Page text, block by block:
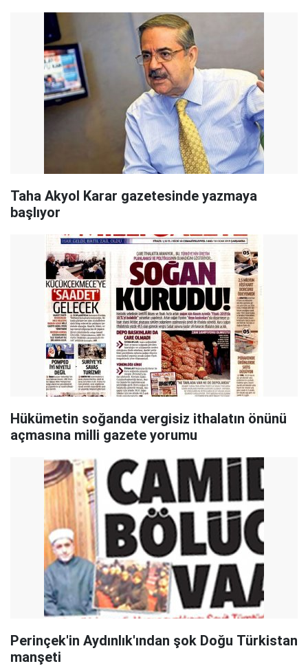
Taha Akyol Karar gazetesinde yazmaya
başlıyor
Hükümetin soğanda vergisiz ithalatın önünü
açmasına milli gazete yorumu
Perinçek'in Aydınlık'ından şok Doğu Türkistan
manşeti